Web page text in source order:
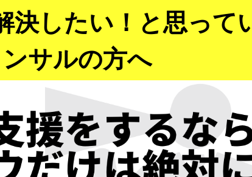
決したい！と思って
サルの方へ